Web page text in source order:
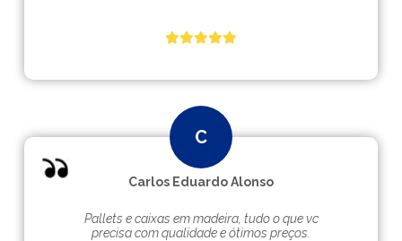
Carlos Eduardo Alonso
Pallets e caixas em madeira, tudo o que vc
precisa com qualidade e ótimos preços.